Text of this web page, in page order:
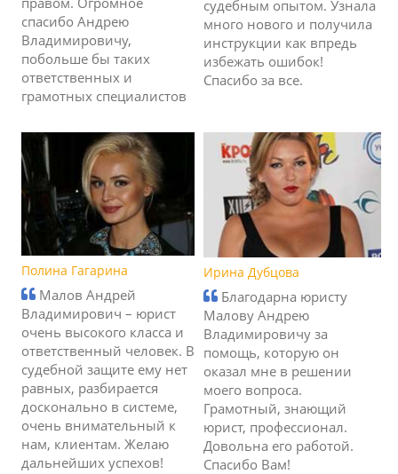
спасибо Андрею
Владимировичу,
побольше бы таких
ответственных и
грамотных специалистов
судебным опытом. Узнала
много нового и получила
инструкции как впредь
избежать ошибок!
Спасибо за все.
Полина Гагарина
Малов Андрей
Владимирович – юрист
очень высокого класса и
ответственный человек. В
судебной защите ему нет
равных, разбирается
досконально в системе,
очень внимательный к
нам, клиентам. Желаю
дальнейших успехов!
Ирина Дубцова
Благодарна юристу
Малову Андрею
Владимировичу за
помощь, которую он
оказал мне в решении
моего вопроса.
Грамотный, знающий
юрист, профессионал.
Довольна его работой.
Спасибо Вам!